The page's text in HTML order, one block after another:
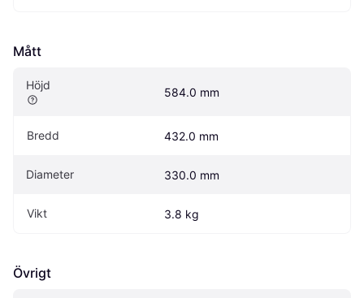
Mått
Höjd
584.0 mm
Bredd 432.0 mm
Diameter 330.0 mm
Vikt 3.8 kg
Övrigt